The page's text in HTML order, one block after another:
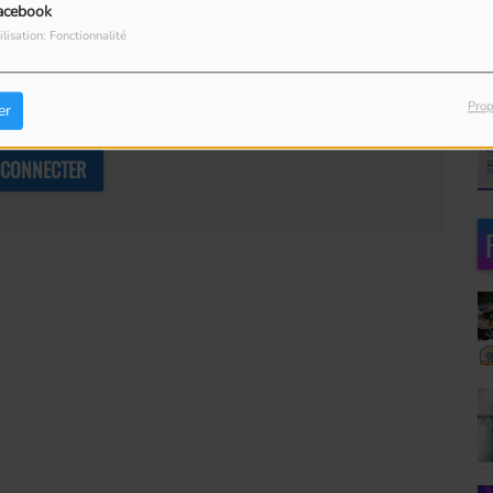
Fonctionnalité
commenter cet article